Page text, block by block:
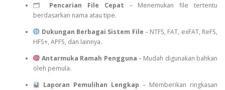
🗂 Pencarian File Cepat – Menemukan file tertentu
berdasarkan nama atau tipe.
Dukungan Berbagai Sistem File – NTFS, FAT, exFAT, ReFS,
HFS+, APFS, dan lainnya.
Antarmuka Ramah Pengguna – Mudah digunakan bahkan
oleh pemula.
Laporan Pemulihan Lengkap – Memberikan ringkasan